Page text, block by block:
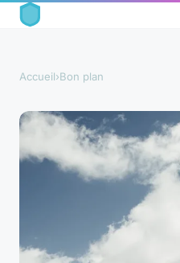
Accueil›Bon plan